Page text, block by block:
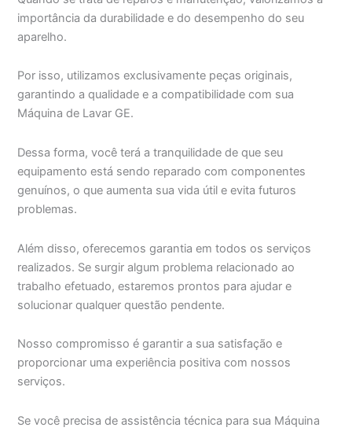
importância da durabilidade e do desempenho do seu
aparelho.
Por isso, utilizamos exclusivamente peças originais,
garantindo a qualidade e a compatibilidade com sua
Máquina de Lavar GE.
Dessa forma, você terá a tranquilidade de que seu
equipamento está sendo reparado com componentes
genuínos, o que aumenta sua vida útil e evita futuros
problemas.
Além disso, oferecemos garantia em todos os serviços
realizados. Se surgir algum problema relacionado ao
trabalho efetuado, estaremos prontos para ajudar e
solucionar qualquer questão pendente.
Nosso compromisso é garantir a sua satisfação e
proporcionar uma experiência positiva com nossos
serviços.
Se você precisa de assistência técnica para sua Máquina